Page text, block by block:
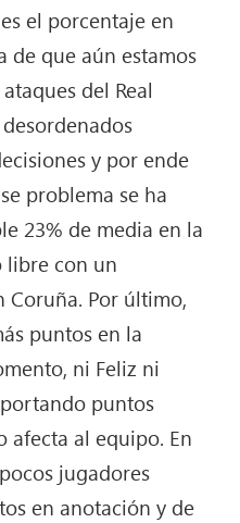
el porcentaje en
de que aún estamos
del Real
y por ende
problema se ha
23% de media en la
libre con un
Coruña. Por último,
puntos en la
ni Feliz ni
puntos
afecta al equipo. En
jugadores
en anotación y de